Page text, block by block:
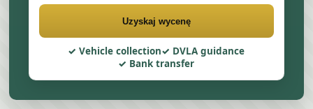
Uzyskaj wycenę
Vehicle collection
DVLA guidance
Bank transfer